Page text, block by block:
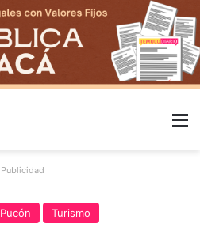
Publicidad
Pucón Turismo